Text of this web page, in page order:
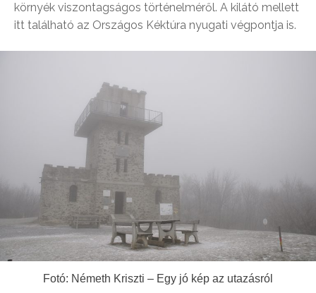
környék viszontagságos történelméről. A kilátó mellett
itt található az Országos Kéktúra nyugati végpontja is.
Fotó: Németh Kriszti – Egy jó kép az utazásról